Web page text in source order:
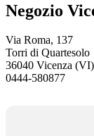
Negozio
Via Roma, 137
Torri di Quartesolo
36040 Vicenza (VI)
0444-580877